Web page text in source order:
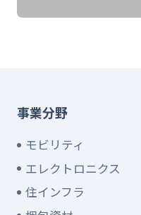
事業分野
モビリティ
エレクトロニクス
住インフラ